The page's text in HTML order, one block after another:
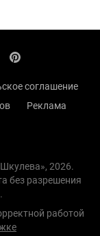
соглашение
Реклама
2026.
без разрешения
работой